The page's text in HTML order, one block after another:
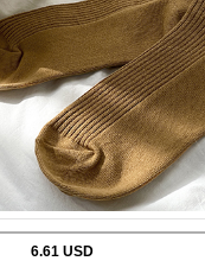
6.61 USD